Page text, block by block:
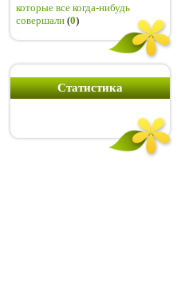
которые все когда-нибудь
совершали (0)
Статистика